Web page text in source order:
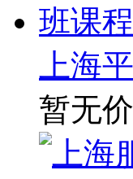
上海
暂无